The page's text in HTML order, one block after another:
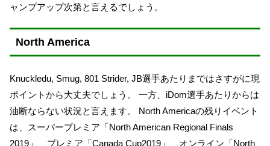
ャンプアップ次第と言えるでしょう。
North America
Knuckledu, Smug, 801 Strider, JB選手あたりまではさすがに現
ポイントから大丈夫でしょう。 一方、iDom選手あたりからは
油断ならない状況と言えます。 North Americaの残りイベント
は、スーパープレミア「North American Regional Finals
2019」、プレミア「Canada Cup2019」、オンライン「North